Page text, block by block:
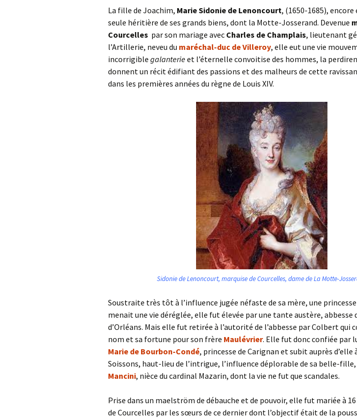
La fille de Joachim, Marie Sidonie de Lenoncourt, (1650-1685),
seule héritière de ses grands biens, dont la Motte-Josserand. Devenue
Courcelles par son mariage avec Charles de Champlais, lieutenant
l’Artillerie, neveu du maréchal-duc de Villeroy, elle eut une vie
incorrigible galanterieet l’éternelle convoitise des hommes, la
donnent un récit édifiant des passions et des malheurs de cette
dans les premières années du règne de Louis XIV.
Sidonie de Lenoncourt, marquise de Courcelles, dame de La Motte-
Soustraite très tôt à l’influence jugée néfaste de sa mère, une
menait une vie déréglée, elle fut élevée par une tante austère, abbesse
d’Orléans. Mais elle fut retirée à l’autorité de l’abbesse par Colbert qui
nom et sa fortune pour son frère Maulévrier. Elle fut donc confiée par
Marie de Bourbon-Condé, princesse de Carignan et subit auprès d’elle
Soissons, haut-lieu de l’intrigue, l’influence déplorable de sa belle-fille,
Mancini, nièce du cardinal Mazarin, dont la vie ne fut que scandales.
Prise dans un maelström de débauche et de pouvoir, elle fut mariée à
de Courcelles par les sœurs de ce dernier dont l’objectif était de la